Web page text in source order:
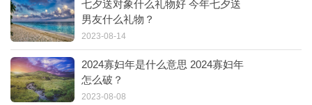
七夕送对象什么礼物好 今年七夕送
男友什么礼物？
2023-08-14
2024寡妇年是什么意思 2024寡妇年
怎么破？
2023-08-08